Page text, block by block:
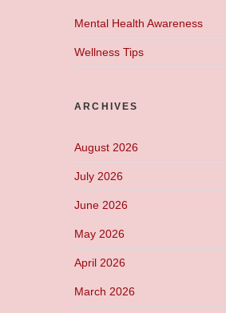
Mental Health Awareness
Wellness Tips
ARCHIVES
August 2026
July 2026
June 2026
May 2026
April 2026
March 2026